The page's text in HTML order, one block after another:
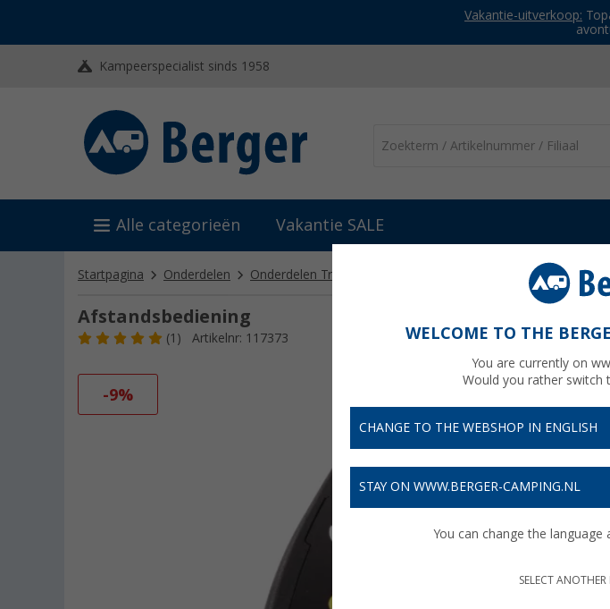
Vakantie-uitverkoop:
Kampeerspecialist sinds 1958
Alle categorieën Vakantie SALE
Startpagina Onderdelen Onderdelen Truma Onderdelen Truma movers
Afstandsbediening
(1) Artikelnr: 117373
-9%
WELCOME TO THE
You are currently on
Would you rather switch
CHANGE TO THE WEBSHOP IN ENGLISH
STAY ON WWW.BERGER-CAMPING.NL
You can change the
SELECT